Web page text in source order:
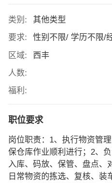
类别:
其他类型
要求:
性别不限/ 学历不限/
区域:
西丰
人数:
福利:
职位要求
岗位职责：1、执行物资管
保仓库作业顺利进行；2、
入库、码放、保管、盘点、
日常物资的拣选、复核、装